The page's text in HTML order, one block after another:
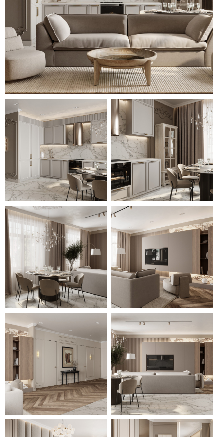
прихожей и кухонной зоне сменяет
белая мраморная плитка. Ванная и
душевая комнаты выполнены в
сочетании красивой плитки с
каменной фактурой в двух оттенках.
В просторной прихожей за дверью
скрытого монтажа прячется
вместительная гардеробная. В
детских комнатах светлую
обстановку разбавляют цветные
зелёные и синие фасады мебели.
Особой деталью стало
использование крупных потолочных
люстр с броским дизайном. Вместе
с общей цветовой гаммой и
изящным декором они объединяют
оформление квартиры, наполняя его
стилем, роскошью и уютом.